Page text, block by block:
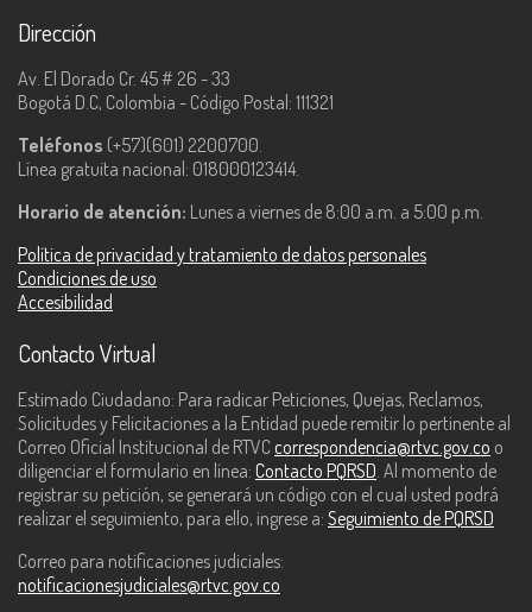
Dirección
Av. El Dorado Cr. 45 # 26 - 33
Bogotá D.C, Colombia - Código Postal: 111321
Teléfonos (+57)(601) 2200700.
Línea gratuita nacional: 018000123414.
Horario de atención: Lunes a viernes de 8:00 a.m. a 5:00 p.m.
Política de privacidad y tratamiento de datos personales
Condiciones de uso
Accesibilidad
Contacto Virtual
Estimado Ciudadano: Para radicar Peticiones, Quejas, Reclamos,
Solicitudes y Felicitaciones a la Entidad puede remitir lo pertinente al
Correo Oficial Institucional de RTVC correspondencia@rtvc.gov.co o
diligenciar el formulario en línea: Contacto PQRSD. Al momento de
registrar su petición, se generará un código con el cual usted podrá
realizar el seguimiento, para ello, ingrese a: Seguimiento de PQRSD
Correo para notificaciones judiciales:
notificacionesjudiciales@rtvc.gov.co